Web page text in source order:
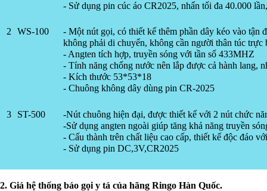
- Sử dụng pin cúc áo CR2025, nhấn tối đa 40.000
2 WS-100
- Một nút gọi, có thiết kế thêm phần dây kéo vào tận
không phải di chuyển, không cần người thân túc trực
- Angten tích hợp, truyền sóng với tần số 433MHZ
- Tính năng chống nước nên lắp được cả hành lang,
- Kích thước 53*53*18
- Chuông không dây dùng pin CR-2025
3 ST-500
-Nút chuông hiện đại, được thiết kế với 2 nút chức
-Sử dụng angten ngoài giúp tăng khả năng truyền
- Cấu thành trên chất liệu cao cấp, thiết kế độc đáo
- Sử dụng pin DC,3V,CR2025
2. Giá hệ thống báo gọi y tá của hãng Ringo Hàn Quốc.